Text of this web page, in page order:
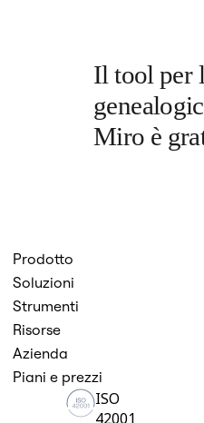
Il tool per
Miro è
Prodotto
Soluzioni
Strumenti
Risorse
Azienda
Piani e prezzi
ISO
42001